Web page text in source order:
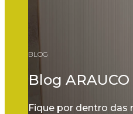
BLOG
Blog ARAUCO
Fique por dentro das